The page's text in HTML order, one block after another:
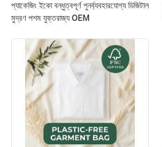
প্যাকেজিং ইকো বন্ধুত্বপূর্ণ পুনর্ব্যবহারযোগ্য ডিজিটাল
মুদ্রণ পশম যুক্তরাজ্য OEM